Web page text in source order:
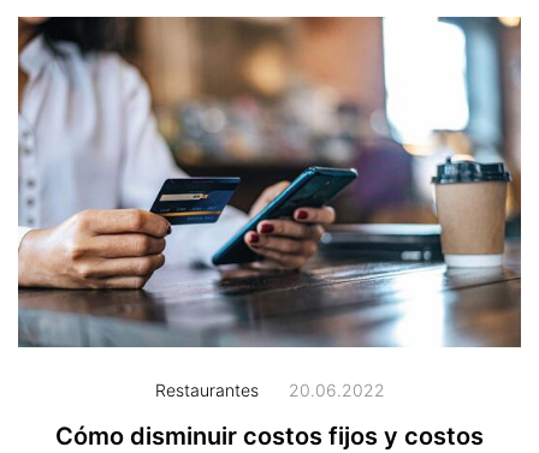
Restaurantes 20.06.2022
Cómo disminuir costos fijos y costos